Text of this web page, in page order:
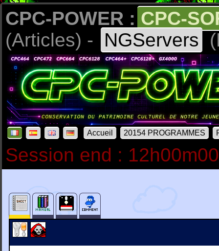
CPC-POWER : CPC-
(Articles) -
NGServers
Accueil 20154 PROGRAMMES
Session end :